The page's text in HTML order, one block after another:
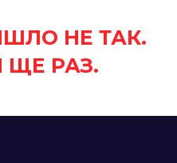
НЕ ТАК.
ЩЕ РАЗ.